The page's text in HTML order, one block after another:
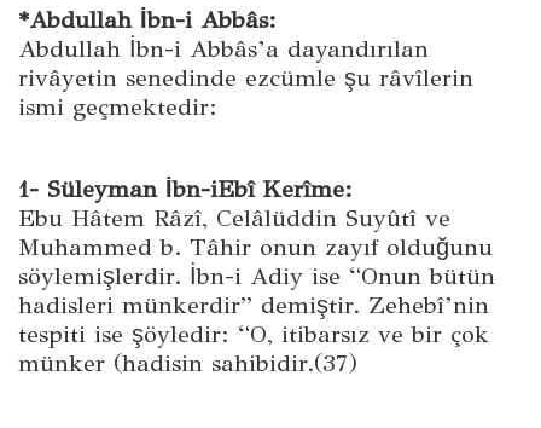
*Abdullah İbn-i Abbâs:
Abdullah İbn-i Abbâs’a dayandırılan
rivâyetin senedinde ezcümle şu râvîlerin
ismi geçmektedir:
1- Süleyman İbn-iEbî Kerîme:
Ebu Hâtem Râzî, Celâlüddin Suyûtî ve
Muhammed b. Tâhir onun zayıf olduğunu
söylemişlerdir. İbn-i Adiy ise “Onun bütün
hadisleri münkerdir” demiştir. Zehebî’nin
tespiti ise şöyledir: “O, itibarsız ve bir çok
münker (hadisin sahibidir.(37)